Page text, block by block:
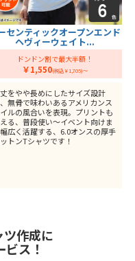
センティックオープンエンド
ヘヴィーウェイト...
ドンドン割で最大半額！
￥1,550(税込￥1,705)～
をやや長めにしたサイズ設計
無骨で味わいあるアメリカンス
ルの風合いを表現。プリントも
る、普段使い～イベント向けま
広く活躍する、6.0オンスの厚手
トンTシャツです！
作成に
ス！